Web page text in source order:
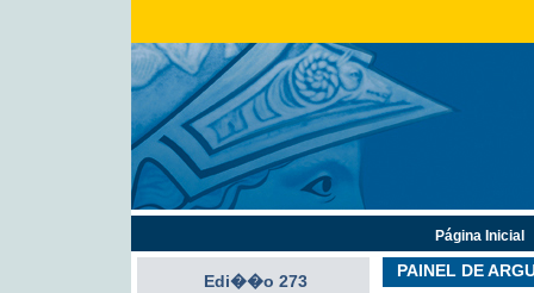
PAINEL DE
Edi��o 273
Página Inicial